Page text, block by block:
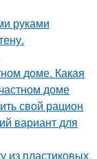
руками
доме. Какая
доме
свой рацион
вариант для
из пластиковых